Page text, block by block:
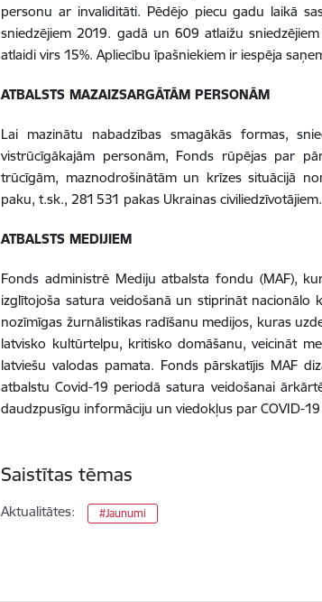
personu ar invaliditāti. Pēdējo piecu gadu laikā
sniedzējiem 2019. gadā un 609 atlaižu
atlaidi virs 15%. Apliecību īpašniekiem ir iespēja
ATBALSTS MAZAIZSARGĀTĀM PERSONĀM
Lai mazinātu nabadzības smagākās formas,
vistrūcīgākajām personām, Fonds rūpējas par
trūcīgām, maznodrošinātām un krīzes situācijā
paku, t.sk., 281 531 pakas Ukrainas civiliedzīvotājiem.
ATBALSTS MEDIJIEM
Fonds administrē Mediju atbalsta fondu (MAF),
izglītojoša satura veidošanā un stiprināt nacionālo
nozīmīgas žurnālistikas radīšanu medijos, kuras
latvisko kultūrtelpu, kritisko domāšanu, veicināt
latviešu valodas pamata. Fonds pārskatījis MAF
atbalstu Covid-19 periodā satura veidošanai
daudzpusīgu informāciju un viedokļus par COVID-
Saistītas tēmas
Aktualitātes: #Jaunumi